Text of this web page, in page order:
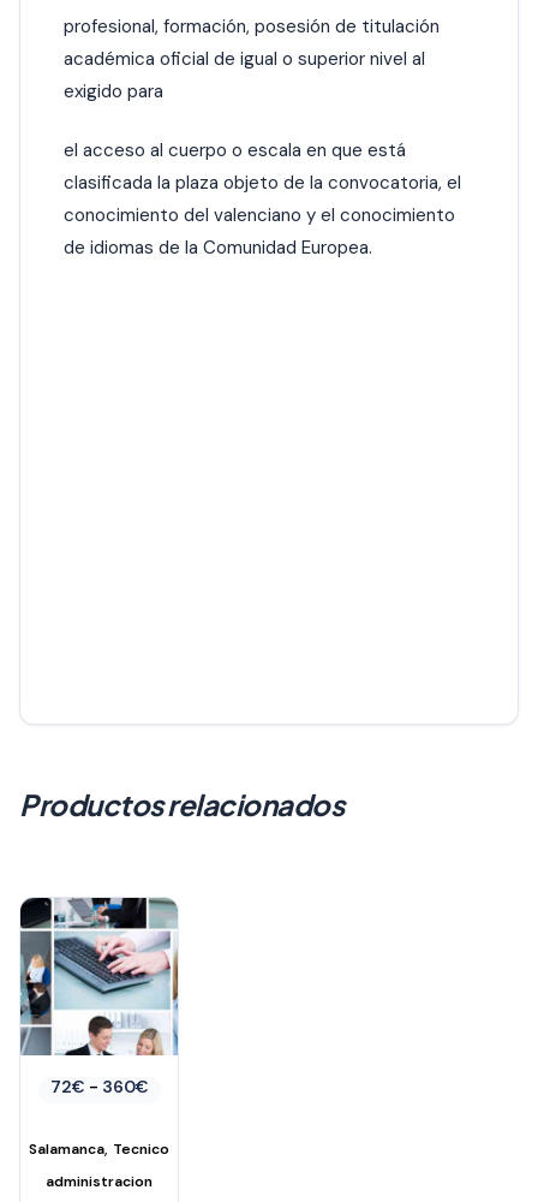
profesional, formación, posesión de titulación
académica oficial de igual o superior nivel al
exigido para
el acceso al cuerpo o escala en que está
clasificada la plaza objeto de la convocatoria, el
conocimiento del valenciano y el conocimiento
de idiomas de la Comunidad Europea.
Productos relacionados
72€ - 360€Rango
desde
hasta
Salamanca, Tecnico
administracion